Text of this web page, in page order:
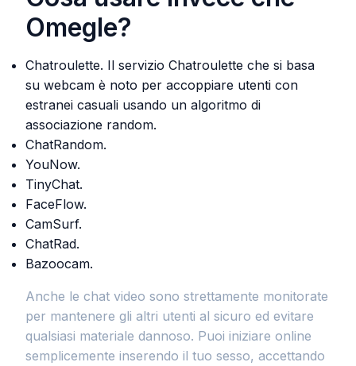
Omegle?
Chatroulette. Il servizio Chatroulette che si basa
su webcam è noto per accoppiare utenti con
estranei casuali usando un algoritmo di
associazione random.
ChatRandom.
YouNow.
TinyChat.
FaceFlow.
CamSurf.
ChatRad.
Bazoocam.
Anche le chat video sono strettamente monitorate
per mantenere gli altri utenti al sicuro ed evitare
qualsiasi materiale dannoso. Puoi iniziare online
semplicemente inserendo il tuo sesso, accettando